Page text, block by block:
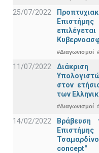
25/07/2022
#Διαγωνισμοί
11/07/2022
στον
των
#Διαγωνισμοί
14/02/2022
concept"